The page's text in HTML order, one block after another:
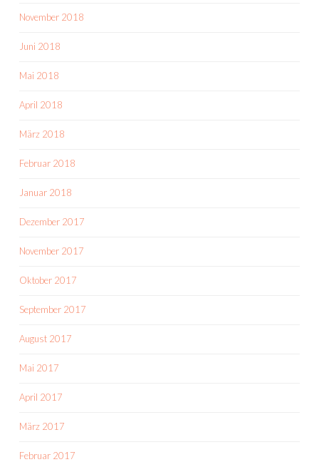
November 2018
Juni 2018
Mai 2018
April 2018
März 2018
Februar 2018
Januar 2018
Dezember 2017
November 2017
Oktober 2017
September 2017
August 2017
Mai 2017
April 2017
März 2017
Februar 2017